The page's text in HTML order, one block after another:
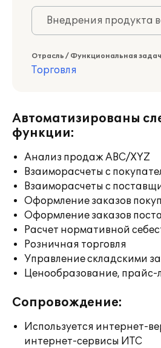
Внедрения продукта
Отрасль / Функциональная
Торговля
Автоматизированы
функции:
Анализ продаж ABC/XYZ
Взаиморасчеты с
Взаиморасчеты с
Оформление заказов
Оформление заказов
Расчет нормативной
Розничная торговля
Управление складскими
Ценообразование, прайс-
Сопровождение:
Используется интернет-
интернет-сервисы ИТС